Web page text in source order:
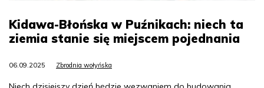
Kidawa-Błońska w Puźnikach: niech ta
ziemia stanie się miejscem pojednania
06.09.2025 Zbrodnia wołyńska